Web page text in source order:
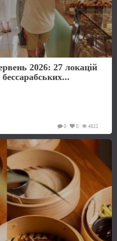
2026: 27 локацій
4822
0
0